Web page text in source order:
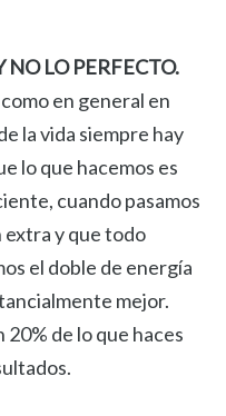
NO LO PERFECTO.
en general en
la vida siempre hay
lo que hacemos es
cuando pasamos
extra y que todo
el doble de energía
mejor.
20% de lo que haces